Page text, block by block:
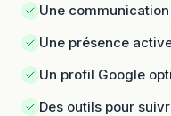
Une
Une présence
Un profil Google
Des outils pour